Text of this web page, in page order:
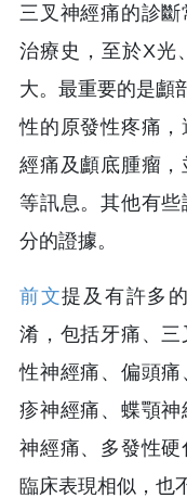
三叉神經痛的診
治療史，至於X光
大。最重要的是顱
性的原發性疼痛
經痛及顱底腫瘤
等訊息。其他有
分的證據。
前文提及有許多
淆，包括牙痛、
性神經痛、偏頭
疹神經痛、蝶顎
神經痛、多發性
臨床表現相似，也